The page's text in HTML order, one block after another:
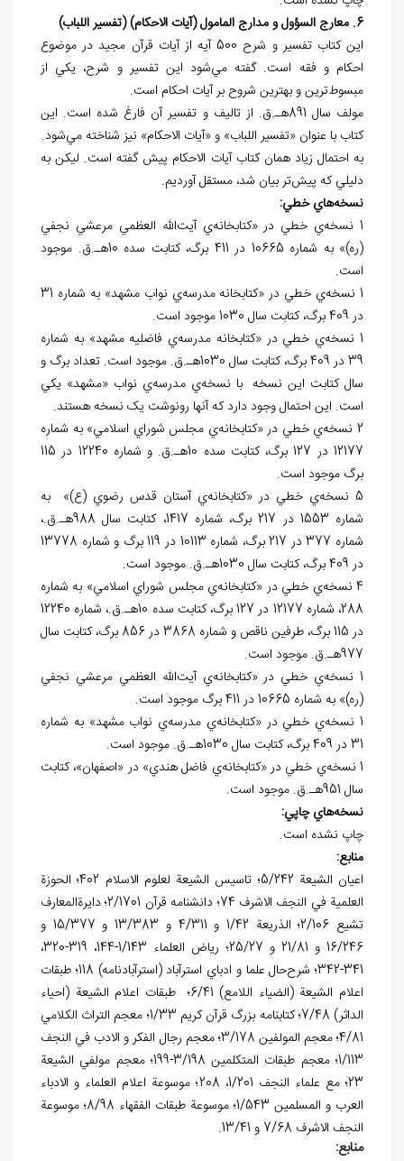
6. معارج السؤول و مدارج المامول (آيات الاحکام) (تفسير اللباب)
اين کتاب تفسير و شرح 500 آيه از آيات قرآن مجيد در موضوع
احکام و فقه است. گفته مي‌⁮شود اين تفسير و شرح، يکي از
مبسوط‌⁮‌‌ترين و بهترين شروح بر آيات احکام است.
مولف سال 891هـ.ق. از تاليف و تفسير آن فارغ شده است. اين
کتاب با عنوان «تفسير اللباب» و «آيات الاحکام» نيز شناخته مي‌⁮شود.
به احتمال زياد همان کتاب آيات الاحکام پيش گفته است. ليکن به
دليلي که پيش‌تر بيان شد، مستقل آورديم.
نسخههاي خطي:
1 نسخه‌ي خطي در «کتابخانه‌ي آيت‌الله العظمي مرعشي نجفي
(ره)» به شماره 10665 در 411 برگ، کتابت سده 10هـ.ق. موجود
است.
1 نسخه‌ي خطي در «کتابخانه مدرسه‌ي نواب مشهد» به شماره 31
در 409 برگ، کتابت سال 1030 موجود است.
1 نسخه‌ي خطي در «کتابخانه مدرسه‌ي فاضليه مشهد» به شماره
39 در 409 برگ، کتابت سال 1030هـ.ق. موجود است. تعداد برگ و
سال کتابت اين نسخه با نسخه‌ي مدرسه‌ي نواب «مشهد» يکي
است. اين احتمال وجود دارد که آنها رونوشت يک نسخه هستند.
2 نسخه‌ي خطي در «کتابخانه‌ي مجلس شوراي اسلامي» به شماره
12177 در 127 برگ، کتابت سده 10هـ.ق. و شماره 12240 در 115
برگ موجود است.
5 نسخه‌ي خطي در «کتابخانه‌ي آستان قدس رضوي (ع)» به
شماره 1553 در 217 برگ، شماره 1417، کتابت سال 988هـ.ق.،
شماره 377 در 217 برگ، شماره 10113 در 119 برگ و شماره 13778
در 409 برگ، کتابت سال 1030هـ.ق. موجود است.
4 نسخه‌ي خطي در «کتابخانه‌ي مجلس شوراي اسلامي» به شماره
288، شماره 12177 در 127 برگ، کتابت سده 10هـ.ق.، شماره 12240
در 115 برگ، طرفين ناقص و شماره 3868 در 856 برگ، کتابت سال
977هـ.ق. موجود است.
1 نسخه‌ي خطي در «کتابخانه‌ي آيت‌الله العظمي مرعشي نجفي
(ره)» به شماره 10665 در 411 برگ موجود است.
1 نسخه‌ي خطي در «کتابخانه‌ي مدرسه‌ي نواب مشهد» به شماره
31 در 409 برگ، کتابت سال 1030هـ.ق. موجود است.
1 نسخه‌ي خطي در «کتابخانه‌ي فاضل هندي» در «اصفهان»، کتابت
سال 951هـ.ق. موجود است.
نسخههاي چاپي:
چاپ نشده است.
منابع:
اعيان الشيعة 5/242؛ تاسيس الشيعة لعلوم الاسلام 402؛ الحوزة
العلمية في النجف الاشرف 74؛ دانشنامه قرآن 2/1701؛ دايرةالمعارف
تشيع 2/106؛ الذريعة 1/42 و 4/311 و 13/383 و 15/377 و
16/246 و 21/81 و 25/27؛ رياض العلماء 1/143-144، 319-320،
341-342؛ شرح‌حال علما و ادباي استرآباد (استرآبادنامه) 118؛ طبقات
اعلام الشيعة (الضياء اللامع) 6/41؛ طبقات اعلام الشيعة (احياء
الداثر) 7/48؛ کتابنامه بزرگ قرآن کريم 1/33؛ معجم التراث الکلامي
4/81؛ معجم المولفين 3/178؛ معجم رجال الفکر و الادب في النجف
1/113؛ معجم طبقات المتکلمين 3/198-199؛ معجم مولفي الشيعة
23؛ مع علماء النجف 1/201، 208؛ موسوعة اعلام العلماء و الادباء
العرب و المسلمين 1/543؛ موسوعة طبقات الفقهاء 8/98؛ موسوعة
النجف الاشرف 7/68 و 13/41.
منابع: